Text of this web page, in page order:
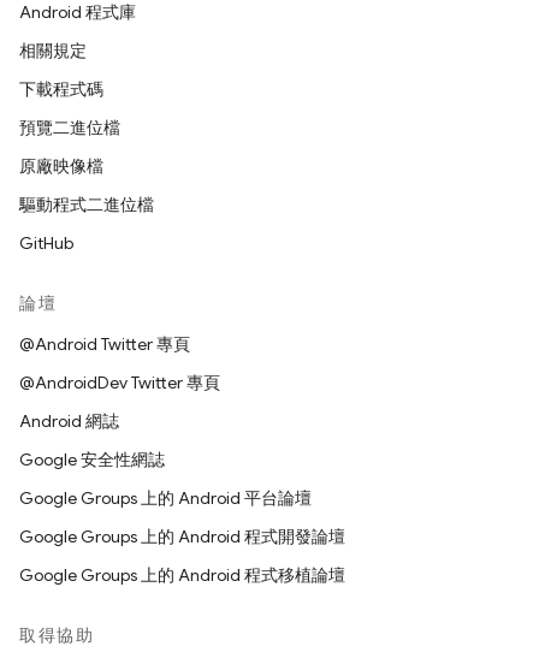
Android 程式庫
相關規定
下載程式碼
預覽二進位檔
原廠映像檔
驅動程式二進位檔
GitHub
論壇
@Android Twitter 專頁
@AndroidDev Twitter 專頁
Android 網誌
Google 安全性網誌
Google Groups 上的 Android 平台論壇
Google Groups 上的 Android 程式開發論壇
Google Groups 上的 Android 程式移植論壇
取得協助